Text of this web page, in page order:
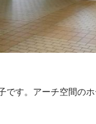
です。アーチ空間の